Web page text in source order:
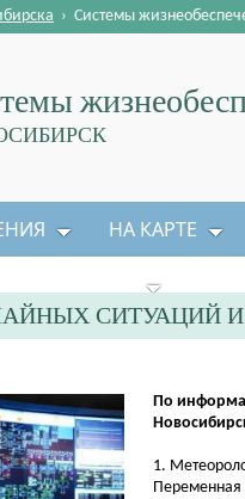
› Системы
НА КАРТЕ
СИТУАЦИЙ
По
1.
Переменная